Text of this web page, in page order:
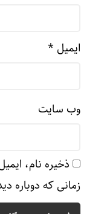
ایمیل *
وب‌ سایت
ذخیره نام،
زمانی که دوباره